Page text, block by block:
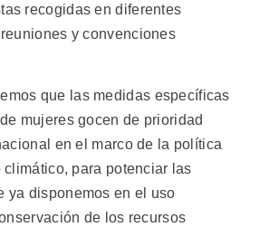
recogidas en diferentes
y convenciones
que las medidas específicas
mujeres gocen de prioridad
en el marco de la política
para potenciar las
ya disponemos en el uso
de los recursos